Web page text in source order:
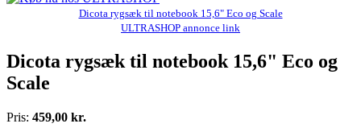
Dicota rygsæk til notebook 15,6" Eco og Scale
ULTRASHOP annonce link
Dicota rygsæk til notebook 15,6" Eco og
Scale
Pris: 459,00 kr.